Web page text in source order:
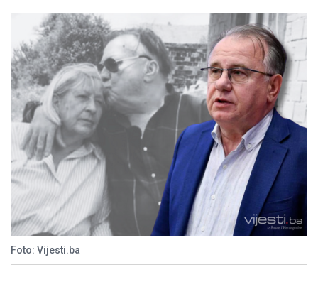
Foto: Vijesti.ba